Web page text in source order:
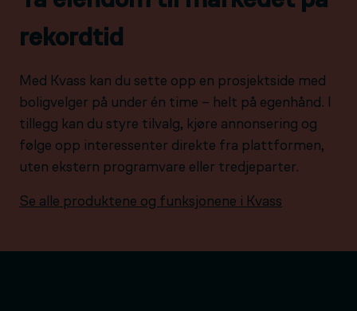
rekordtid
Med Kvass kan du sette opp en prosjektside med
boligvelger på under én time – helt på egenhånd. I
tillegg kan du styre tilvalg, kjøre annonsering og
følge opp interessenter direkte fra plattformen,
uten ekstern programvare eller tredjeparter.
Se alle produktene og funksjonene i Kvass